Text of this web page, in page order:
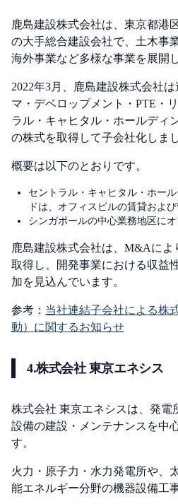
鹿島建設株式会社は、東京都港
の大手総合建設会社で、土木事
海外事業など多様な事業を展開
2022年3月、鹿島建設株式会社
マ・デベロップメント・PTE・
ラル・キャヒタル・ホールディ
の株式を取得して子会社化しまし
概要は以下のとおりです。
セントラル・キャヒタル・ホー
ドは、オフィスビルの賃貸およ
シンガポールの中心業務地区に
鹿島建設株式会社は、M&Aによ
取得し、開発事業における収益
加を見込んでいます。
参考： 当社連結子会社による株
動）に関するお知らせ
4.株式会社 東京エネシス
株式会社 東京エネシスは、発電
設備の建設・メンテナンスを中
す。
火力・原子力・水力発電所や、
能エネルギー分野の機器設備工